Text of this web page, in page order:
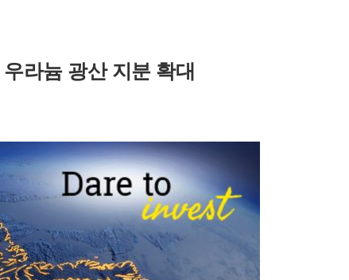
라늄 광산 지분 확대